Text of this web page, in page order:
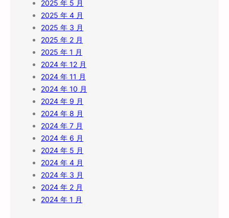
2025 年 5 月
2025 年 4 月
2025 年 3 月
2025 年 2 月
2025 年 1 月
2024 年 12 月
2024 年 11 月
2024 年 10 月
2024 年 9 月
2024 年 8 月
2024 年 7 月
2024 年 6 月
2024 年 5 月
2024 年 4 月
2024 年 3 月
2024 年 2 月
2024 年 1 月